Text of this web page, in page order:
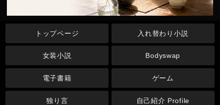
トップページ 入れ替わり小説
女装小説 Bodyswap
電子書籍 ゲーム
独り言 自己紹介 Profile